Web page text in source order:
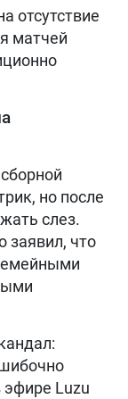
отсутствие
матчей
но после
слез.
заявил, что
эфире Luzu